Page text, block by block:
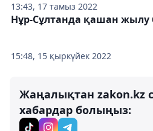
13:43, 17 тамыз 2022
15:48, 15 қыркүйек 2022
Нұр-Сұлтанда қашан жылу
Жаңалықтан zakon.kz
хабардар болыңыз: